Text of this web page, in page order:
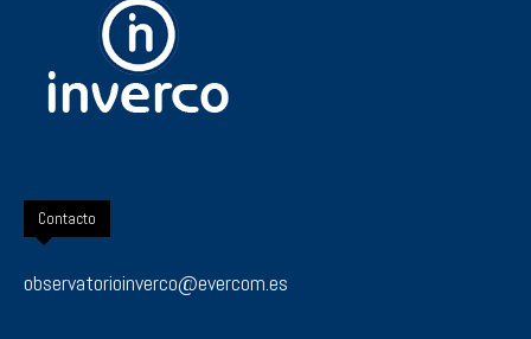
Contacto
observatorioinverco@evercom.es